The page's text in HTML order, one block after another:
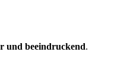
und beeindruckend.